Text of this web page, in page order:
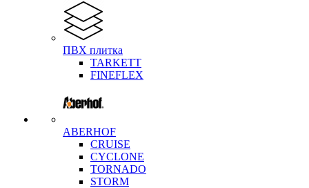
ПВХ плитка
TARKETT
FINEFLEX
ABERHOF
CRUISE
CYCLONE
TORNADO
STORM